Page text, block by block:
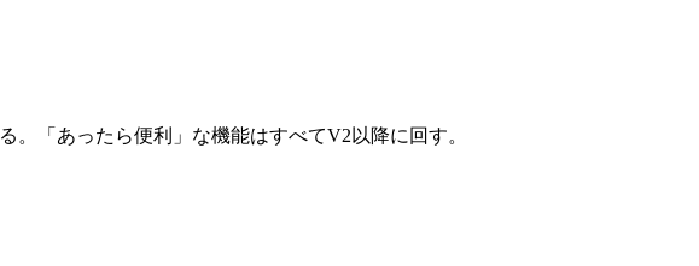
。「あったら便利」な機能はすべてV2以降に回す。